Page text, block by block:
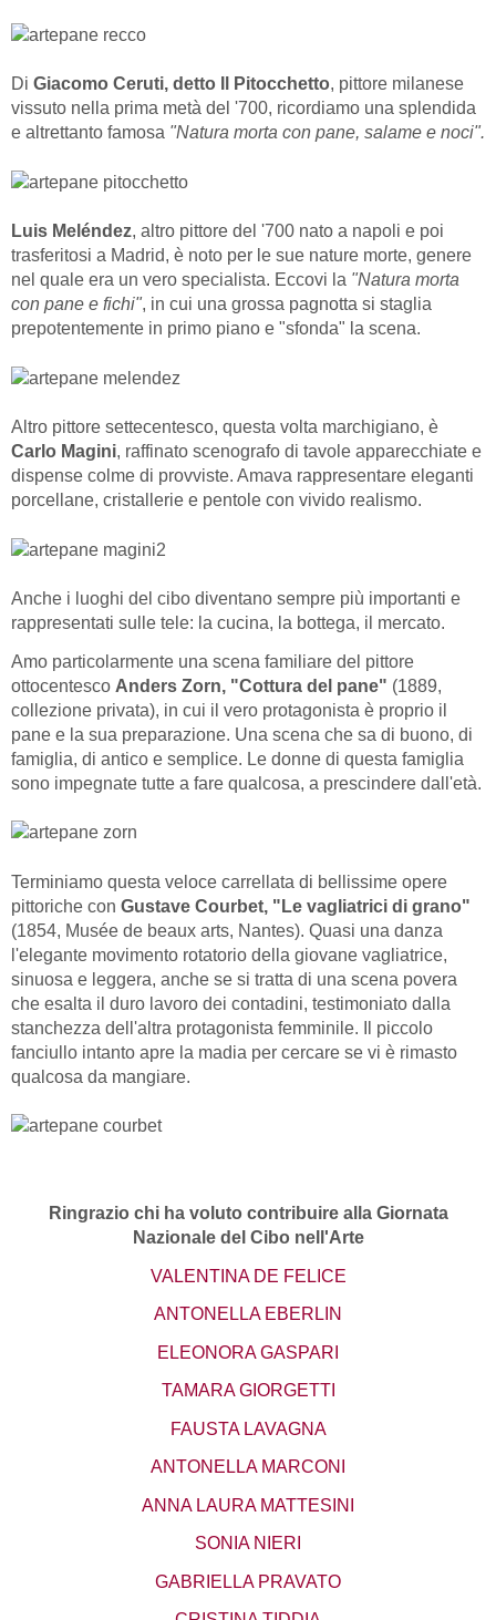
Di Giacomo Ceruti, detto Il Pitocchetto, pittore milanese
vissuto nella prima metà del '700, ricordiamo una splendida
e altrettanto famosa "Natura morta con pane, salame e noci".
Luis Meléndez, altro pittore del '700 nato a napoli e poi
trasferitosi a Madrid, è noto per le sue nature morte, genere
nel quale era un vero specialista. Eccovi la "Natura morta
con pane e fichi", in cui una grossa pagnotta si staglia
prepotentemente in primo piano e "sfonda" la scena.
Altro pittore settecentesco, questa volta marchigiano, è
Carlo Magini, raffinato scenografo di tavole apparecchiate e
dispense colme di provviste. Amava rappresentare eleganti
porcellane, cristallerie e pentole con vivido realismo.
Anche i luoghi del cibo diventano sempre più importanti e
rappresentati sulle tele: la cucina, la bottega, il mercato.
Amo particolarmente una scena familiare del pittore
ottocentesco Anders Zorn, "Cottura del pane" (1889,
collezione privata), in cui il vero protagonista è proprio il
pane e la sua preparazione. Una scena che sa di buono, di
famiglia, di antico e semplice. Le donne di questa famiglia
sono impegnate tutte a fare qualcosa, a prescindere dall'età.
Terminiamo questa veloce carrellata di bellissime opere
pittoriche con Gustave Courbet, "Le vagliatrici di grano"
(1854, Musée de beaux arts, Nantes). Quasi una danza
l'elegante movimento rotatorio della giovane vagliatrice,
sinuosa e leggera, anche se si tratta di una scena povera
che esalta il duro lavoro dei contadini, testimoniato dalla
stanchezza dell'altra protagonista femminile. Il piccolo
fanciullo intanto apre la madia per cercare se vi è rimasto
qualcosa da mangiare.
Ringrazio chi ha voluto contribuire alla Giornata
Nazionale del Cibo nell'Arte
VALENTINA DE FELICE
ANTONELLA EBERLIN
ELEONORA GASPARI
TAMARA GIORGETTI
FAUSTA LAVAGNA
ANTONELLA MARCONI
ANNA LAURA MATTESINI
SONIA NIERI
GABRIELLA PRAVATO